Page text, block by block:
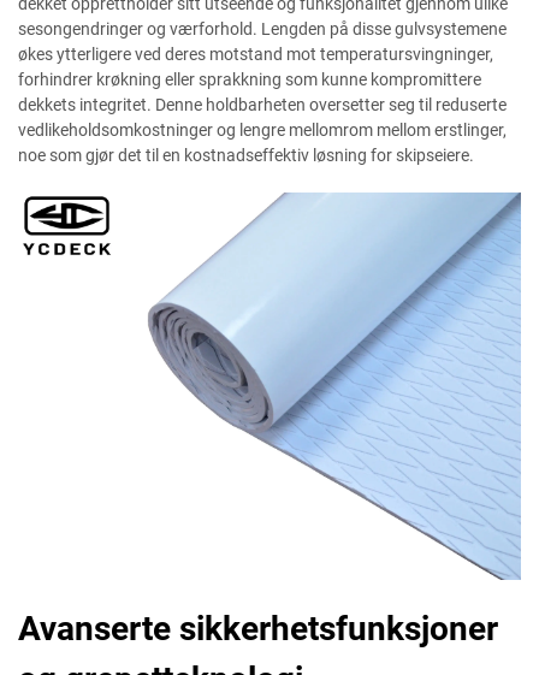
sesongendringer og værforhold. Lengden på disse gulvsystemene
økes ytterligere ved deres motstand mot temperatursvingninger,
forhindrer krøkning eller sprakkning som kunne kompromittere
dekkets integritet. Denne holdbarheten oversetter seg til reduserte
vedlikeholdsomkostninger og lengre mellomrom mellom erstlinger,
noe som gjør det til en kostnadseffektiv løsning for skipseiere.
Avanserte sikkerhetsfunksjoner